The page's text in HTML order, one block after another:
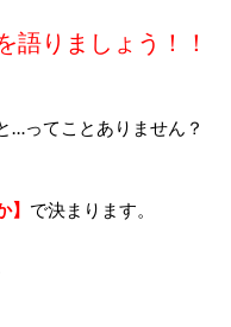
語りましょう！！
…ってことありません？
で決まります。